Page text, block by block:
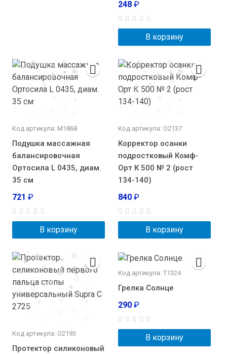
248 ₽
В корзину
Код артикула: М1868
Подушка массажная
балансировочная
Ортосила L 0435, диам.
35 см
721 ₽
В корзину
Код артикула: О2137
Корректор осанки
подростковый Комф-
Орт К 500 № 2 (рост
134-140)
840 ₽
В корзину
Код артикула: О2193
Протектор силиконовый
Код артикула: Т1324
Грелка Солнце
290 ₽
В корзину